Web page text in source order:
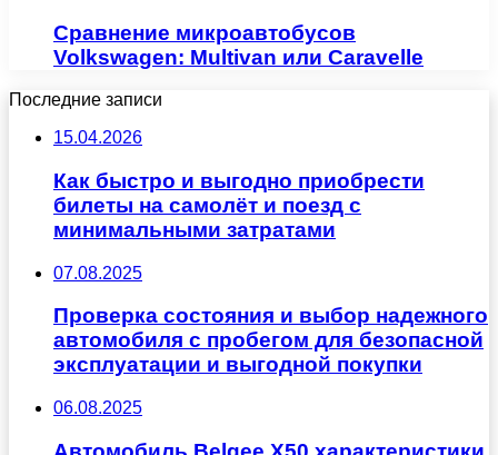
Сравнение микроавтобусов
Volkswagen: Multivan или Caravelle
Последние записи
15.04.2026
Как быстро и выгодно приобрести
билеты на самолёт и поезд с
минимальными затратами
07.08.2025
Проверка состояния и выбор надежного
автомобиля с пробегом для безопасной
эксплуатации и выгодной покупки
06.08.2025